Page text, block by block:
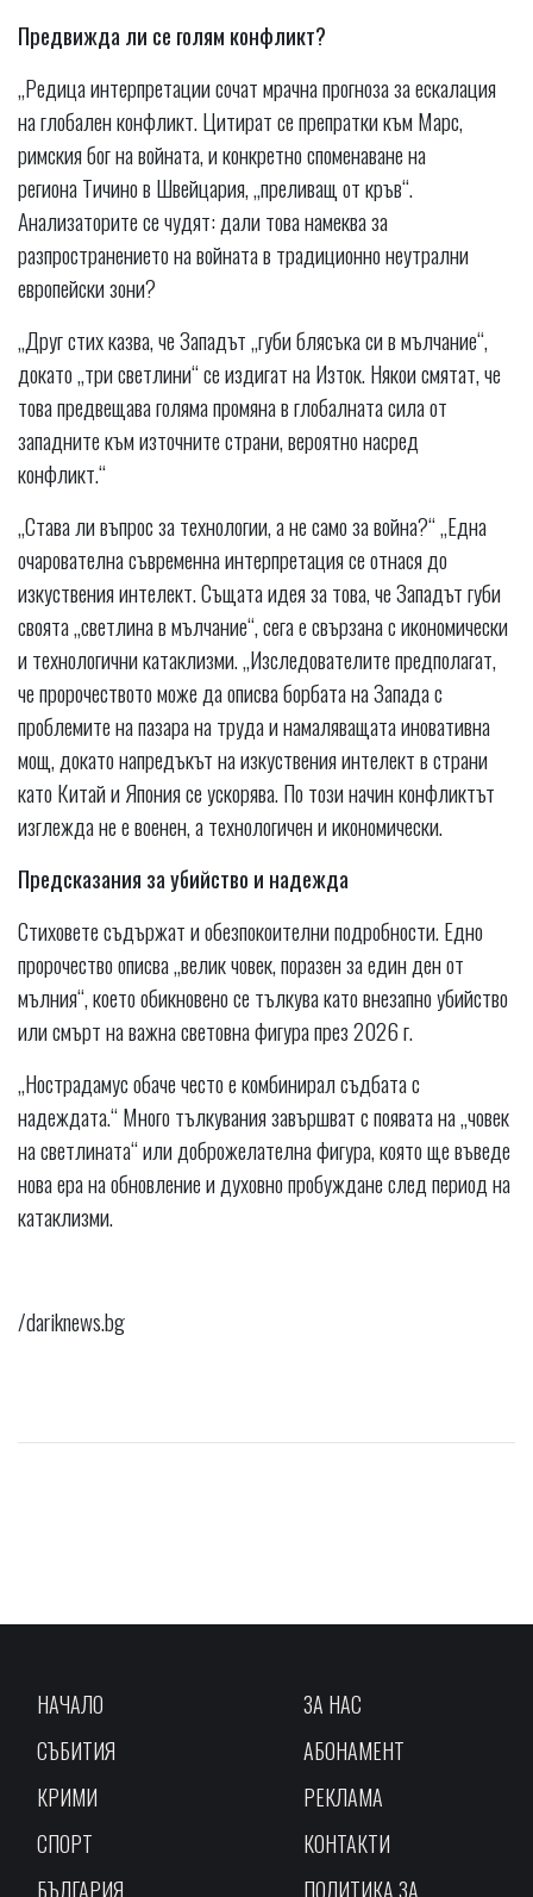
Предвижда ли се голям конфликт?
„Редица интерпретации сочат мрачна прогноза за ескалация
на глобален конфликт. Цитират се препратки към Марс,
римския бог на войната, и конкретно споменаване на
региона Тичино в Швейцария, „преливащ от кръв“.
Анализаторите се чудят: дали това намеква за
разпространението на войната в традиционно неутрални
европейски зони?
„Друг стих казва, че Западът „губи блясъка си в мълчание“,
докато „три светлини“ се издигат на Изток. Някои смятат, че
това предвещава голяма промяна в глобалната сила от
западните към източните страни, вероятно насред
конфликт.“
„Става ли въпрос за технологии, а не само за война?“ „Една
очарователна съвременна интерпретация се отнася до
изкуствения интелект. Същата идея за това, че Западът губи
своята „светлина в мълчание“, сега е свързана с икономически
и технологични катаклизми. „Изследователите предполагат,
че пророчеството може да описва борбата на Запада с
проблемите на пазара на труда и намаляващата иновативна
мощ, докато напредъкът на изкуствения интелект в страни
като Китай и Япония се ускорява. По този начин конфликтът
изглежда не е военен, а технологичен и икономически.
Предсказания за убийство и надежда
Стиховете съдържат и обезпокоителни подробности. Едно
пророчество описва „велик човек, поразен за един ден от
мълния“, което обикновено се тълкува като внезапно убийство
или смърт на важна световна фигура през 2026 г.
„Нострадамус обаче често е комбинирал съдбата с
надеждата.“ Много тълкувания завършват с появата на „човек
на светлината“ или доброжелателна фигура, която ще въведе
нова ера на обновление и духовно пробуждане след период на
катаклизми.
/dariknews.bg
НАЧАЛО
СЪБИТИЯ
КРИМИ
СПОРТ
БЪЛГАРИЯ
ЗА НАС
АБОНАМЕНТ
РЕКЛАМА
КОНТАКТИ
ПОЛИТИКА ЗА